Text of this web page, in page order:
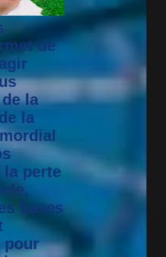
de
la
la
perte
bases
pour